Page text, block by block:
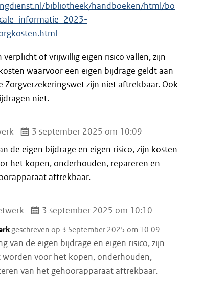
bibliotheek/handboeken/html/bo
verplicht of vrijwillig eigen risico vallen, zijn
waarvoor een eigen bijdrage geldt aan
Zorgverzekeringswet zijn niet aftrekbaar. Ook
niet.
3 september 2025 om 10:09
de eigen bijdrage en eigen risico, zijn kosten
het kopen, onderhouden, repareren en
aftrekbaar.
3 september 2025 om 10:10
geschreven op 3 September 2025 om 10:09
van de eigen bijdrage en eigen risico, zijn
worden voor het kopen, onderhouden,
van het gehoorapparaat aftrekbaar.